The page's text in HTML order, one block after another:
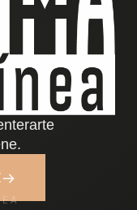
→
junto al
Retiro en